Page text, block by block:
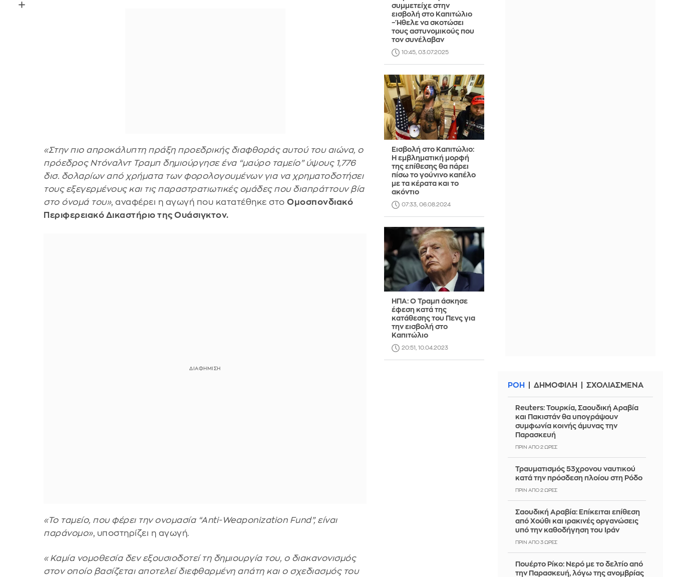
«Στην πιο απροκάλυπτη πράξη προεδρικής διαφθοράς αυτού του αιώνα, ο
πρόεδρος Ντόναλντ Τραμπ δημιούργησε ένα “μαύρο ταμείο” ύψους 1,776
δισ. δολαρίων από χρήματα των φορολογουμένων για να χρηματοδοτήσει
τους εξεγερμένους και τις παραστρατιωτικές ομάδες που διαπράττουν βία
στο όνομά του», αναφέρει η αγωγή που κατατέθηκε στοΟμοσπονδιακό
Περιφερειακό Δικαστήριο της Ουάσιγκτον.
«Το ταμείο, που φέρει την ονομασία “Anti-Weaponization Fund”, είναι
παράνομο», υποστηρίζει η αγωγή.
«Καμία νομοθεσία δεν εξουσιοδοτεί τη δημιουργία του, ο διακανονισμός
στον οποίο βασίζεται αποτελεί διεφθαρμένη απάτη και ο σχεδιασμός του
συμμετείχε στην
εισβολή στο Καπιτώλιο
– Ήθελε να σκοτώσει
τους αστυνομικούς που
τον συνέλαβαν
10:45, 03.07.2025
Εισβολή στο Καπιτώλιο:
Η εμβληματική μορφή
της επίθεσης θα πάρει
πίσω το γούνινο καπέλο
με τα κέρατα και το
ακόντιο
07:33, 06.08.2024
ΗΠΑ: Ο Τραμπ άσκησε
έφεση κατά της
κατάθεσης του Πενς για
την εισβολή στο
Καπιτώλιο
20:51, 10.04.2023
ΡΟΗ ΔΗΜΟΦΙΛΗ ΣΧΟΛΙΑΣΜΕΝΑ
Reuters: Τουρκία, Σαουδική Αραβία
και Πακιστάν θα υπογράψουν
συμφωνία κοινής άμυνας την
Παρασκευή
ΠΡΙΝ ΑΠΌ 2 ΏΡΕΣ
Τραυματισμός 53χρονου ναυτικού
κατά την πρόσδεση πλοίου στη Ρόδο
ΠΡΙΝ ΑΠΌ 2 ΏΡΕΣ
Σαουδική Αραβία: Επίκειται επίθεση
από Χούθι και ιρακινές οργανώσεις
υπό την καθοδήγηση του Ιράν
ΠΡΙΝ ΑΠΌ 3 ΏΡΕΣ
Πουέρτο Ρίκο: Νερό με το δελτίο από
την Παρασκευή, λόγω της ανομβρίας